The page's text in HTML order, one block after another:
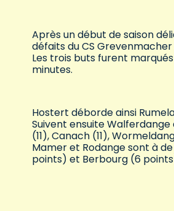
Après un début de saison
défaits du CS
Les trois buts furent
minutes.
Hostert déborde ainsi
Suivent ensuite Walferdange
(11), Canach (11),
Mamer et Rodange sont à
points) et Berbourg (6